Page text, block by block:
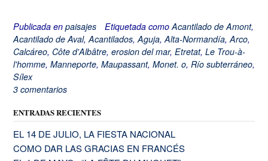
Publicada en paisajes Etiquetada comoAcantilado de Amont,
Acantilado de Aval,Acantilados,Aguja,Alta-Normandía,Arco,
Calcáreo, Côte d'Albâtre, erosion del mar, Etretat, Le Trou-à-
l'homme, Manneporte, Maupassant, Monet. o, Río subterráneo,
Sílex
3 comentarios
ENTRADAS RECIENTES
EL 14 DE JULIO, LA FIESTA NACIONAL
COMO DAR LAS GRACIAS EN FRANCÉS